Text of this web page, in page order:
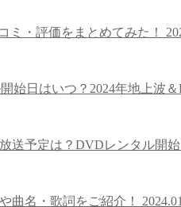
ミ・評価をまとめてみた！
始日はいつ？2024年地上波＆
送予定は？DVDレンタル開
曲名・歌詞をご紹介！